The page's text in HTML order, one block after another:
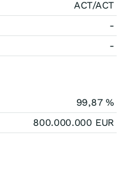
ACT/ACT
-
-
99,87 %
800.000.000 EUR